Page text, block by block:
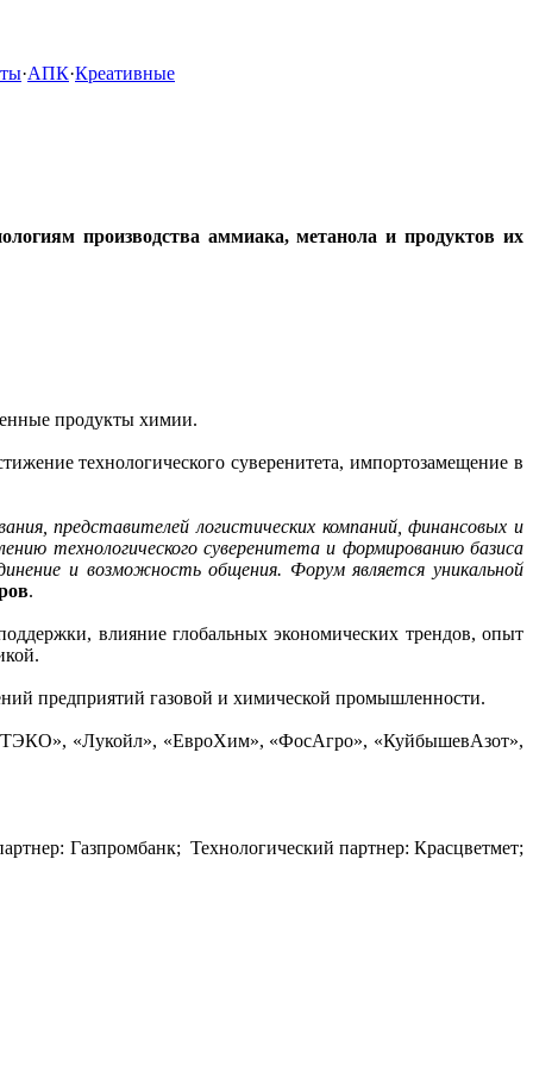
·АПК·Креативные
производства аммиака, метанола и продуктов их
продукты химии.
технологического суверенитета, импортозамещение в
представителей логистических компаний, финансовых и
технологического суверенитета и формированию базиса
и возможность общения. Форум является уникальной
.
влияние глобальных экономических трендов, опыт
предприятий газовой и химической промышленности.
«Лукойл», «ЕвроХим», «ФосАгро», «КуйбышевАзот»,
Газпромбанк; Технологический партнер: Красцветмет;